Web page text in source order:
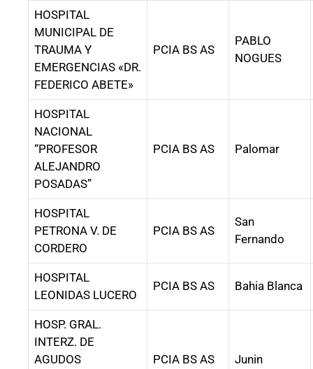
HOSPITAL
MUNICIPAL DE
TRAUMA Y
EMERGENCIAS «DR.
FEDERICO ABETE»
PCIA BS AS
PABLO
NOGUES
HOSPITAL
NACIONAL
“PROFESOR
ALEJANDRO
POSADAS”
PCIA BS AS Palomar
HOSPITAL
PETRONA V. DE
CORDERO
PCIA BS AS
San
Fernando
HOSPITAL
LEONIDAS LUCERO
PCIA BS AS Bahia Blanca
HOSP. GRAL.
INTERZ. DE
AGUDOS
PCIA BS AS Junin